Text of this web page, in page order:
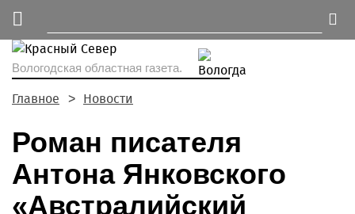
Вологодская областная газета.
Главное Новости
Роман писателя
Антона Янковского
«Австралийский